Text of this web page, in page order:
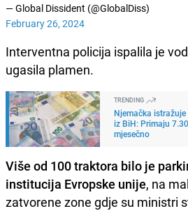
— Global Dissident (@GlobalDiss)
February 26, 2024
Interventna policija ispalila je
ugasila plamen.
TRENDING
Njemačka
iz BiH: Primaju
mjesečno
Više od 100 traktora bilo je
institucija Evropske unije, na
zatvorene zone gdje su ministri